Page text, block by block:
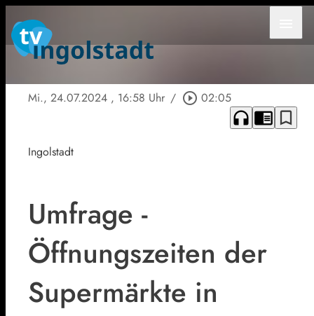
Mi., 24.07.2024 , 16:58 Uhr / play_circle_outline 02:05
headphones chrome_reader_mode bookmark_border
Ingolstadt
Umfrage -
Öffnungszeiten der
Supermärkte in